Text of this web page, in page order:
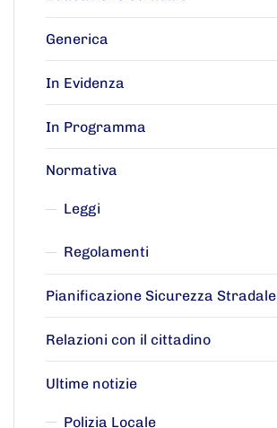
Generica
In Evidenza
In Programma
Normativa
Leggi
Regolamenti
Pianificazione Sicurezza Stradale
Relazioni con il cittadino
Ultime notizie
Polizia Locale